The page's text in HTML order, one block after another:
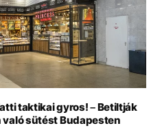
taktikai gyros! – Betiltják
való sütést Budapesten